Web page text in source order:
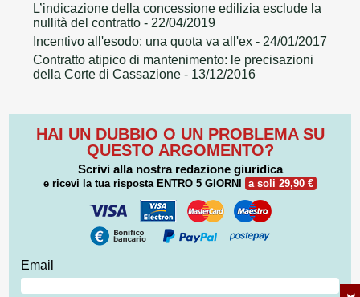
L’indicazione della concessione edilizia esclude la
nullità del contratto - 22/04/2019
Incentivo all'esodo: una quota va all'ex - 24/01/2017
Contratto atipico di mantenimento: le precisazioni
della Corte di Cassazione - 13/12/2016
HAI UN DUBBIO O UN PROBLEMA SU
QUESTO ARGOMENTO?
Scrivi alla nostra redazione giuridica
e ricevi la tua risposta ENTRO 5 GIORNI a soli 29,90 €
Email